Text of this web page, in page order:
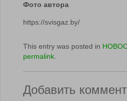
Фото автора
https://svisgaz.by/
This entry was posted in
permalink
Добавить